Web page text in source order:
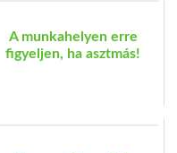
A munkahelyen erre
figyeljen, ha asztmás!